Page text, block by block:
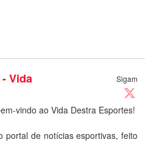
Sigam
Vida
vindo ao Vida Destra Esportes!
portal de notícias esportivas, feito